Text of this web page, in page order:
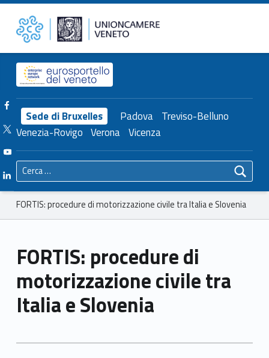
FORTIS: procedure di motorizzazione civile tra Italia e Slovenia – Unioncamere del Veneto Unioncamere del Veneto
Header info sidebar
Sede di Bruxelles Padova Treviso-Belluno
Venezia-Rovigo Verona Vicenza
Facebook Unioncamere Veneto
Twitter Unioncamere Veneto
Youtube Unioncamere Veneto
Linkedin Unioncamere Veneto
Ricerca per:
Breadcrumbs navigation
FORTIS: procedure di motorizzazione civile tra Italia e Slovenia
FORTIS: procedure di
motorizzazione civile tra
Italia e Slovenia